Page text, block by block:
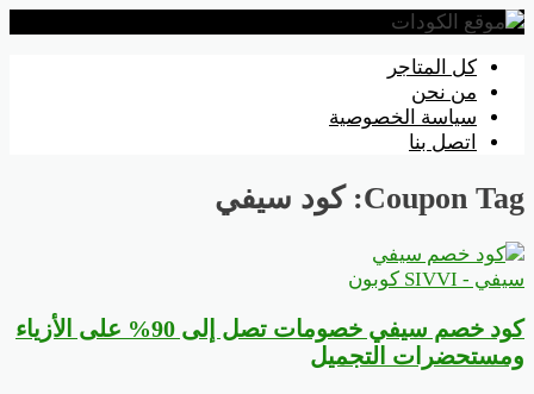
تخطي
المحتوى
كل المتاجر
من نحن
سياسة الخصوصية
اتصل بنا
Coupon Tag: كود سيفي
سيفي - SIVVI كوبون
كود خصم سيفي خصومات تصل إلى 90% على الأزياء
ومستحضرات التجميل